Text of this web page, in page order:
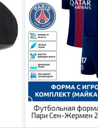
Футбольная
Пари Сен-Жермен